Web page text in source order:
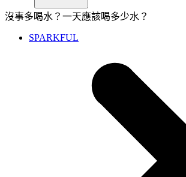
沒事多喝水？一天應該喝多少水？
SPARKFUL